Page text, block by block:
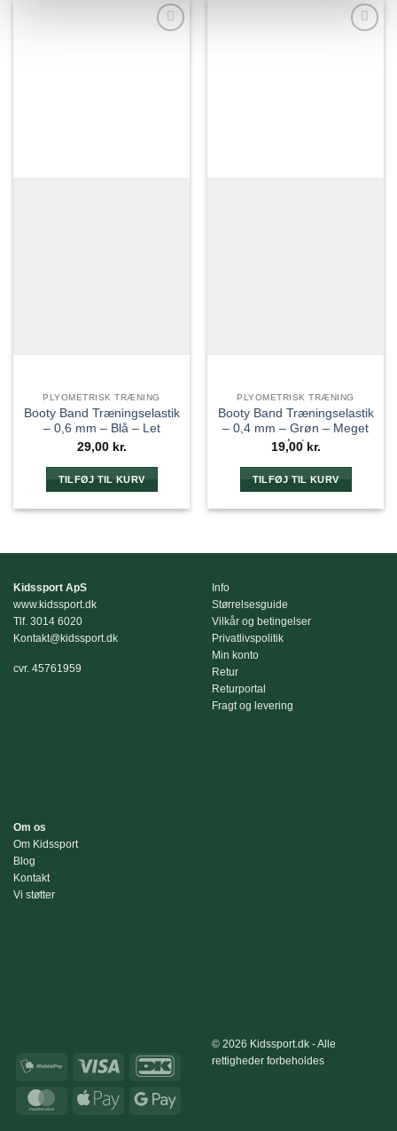
PLYOMETRISK TRÆNING
Booty Band Træningselastik
– 0,6 mm – Blå – Let
29,00 kr.
TILFØJ TIL KURV
PLYOMETRISK TRÆNING
Booty Band Træningselastik
– 0,4 mm – Grøn – Meget
Let
19,00 kr.
TILFØJ TIL KURV
Kidssport ApS
www.kidssport.dk
Tlf. 3014 6020
Kontakt@kidssport.dk
cvr. 45761959
Info
Størrelsesguide
Vilkår og betingelser
Privatlivspolitik
Min konto
Retur
Returportal
Fragt og levering
Om os
Om Kidssport
Blog
Kontakt
Vi støtter
MobilePay Visa DanKort
MasterCardApple
Google
© 2026 Kidssport.dk - Alle
rettigheder forbeholdes